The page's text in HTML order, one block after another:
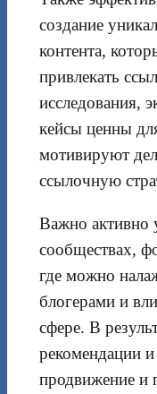
создание
контента,
привлекать
исследования,
кейсы ценны
мотивируют
ссылочную
Важно активно
сообществах,
где можно
блогерами и
сфере. В
рекомендации
продвижение и